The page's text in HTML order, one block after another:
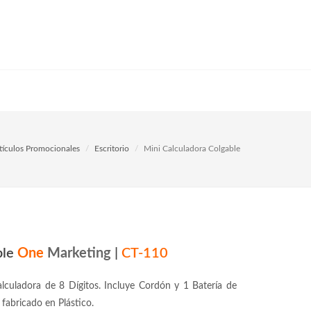
Promocionales Escritorio Mini Calculadora Colgable
One Marketing CT-110
de 8 Dígitos. Incluye Cordón y 1 Batería de
en Plástico.